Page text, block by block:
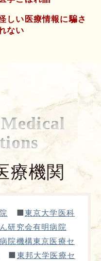
しい医療情報に騙さ
ない
療機関
■東京大学医科
研究会有明病院
院機構東京医療セ
■ 東邦大学医療セ